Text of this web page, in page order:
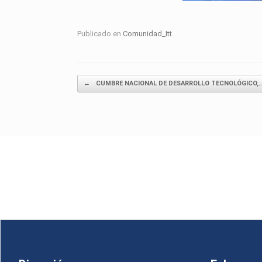
Publicado en Comunidad_Itt
Navegador de
← CUMBRE NACIONAL DE DESARROLLO